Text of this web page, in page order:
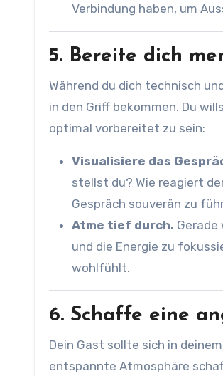
Verbindung haben, um
5. Bereite dich
Während du dich technisch
in den Griff bekommen. Du
optimal vorbereitet zu sein:
Visualisiere das
stellst du? Wie reagiert
Gespräch souverän zu
Atme tief durch.
und die Energie zu
wohlfühlt.
6. Schaffe eine
Dein Gast sollte sich in
entspannte Atmosphäre